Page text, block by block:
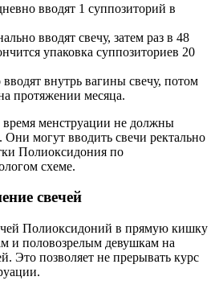
вводят 1 суппозиторий в
вводят свечу, затем раз в 48
упаковка суппозиториев 20
внутрь вагины свечу, потом
протяжении месяца.
менструации не должны
Они могут вводить свечи ректально
Полиоксидония по
схеме.
свечей
Полиоксидоний в прямую кишку
и половозрелым девушкам на
Это позволяет не прерывать курс